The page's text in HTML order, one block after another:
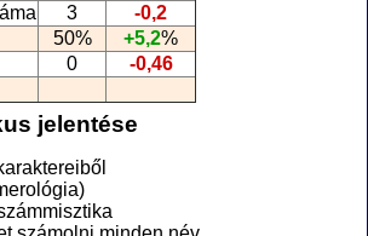
3
-0,2
50% +5,2%
0
-0,46
jelentése
)